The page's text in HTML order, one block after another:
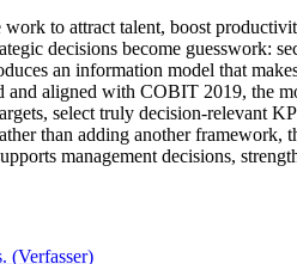
to attract talent, boost
decisions become guesswork:
an information model that
aligned with COBIT 2019, the
select truly decision-
than adding another
management decisions,
(Verfasser)